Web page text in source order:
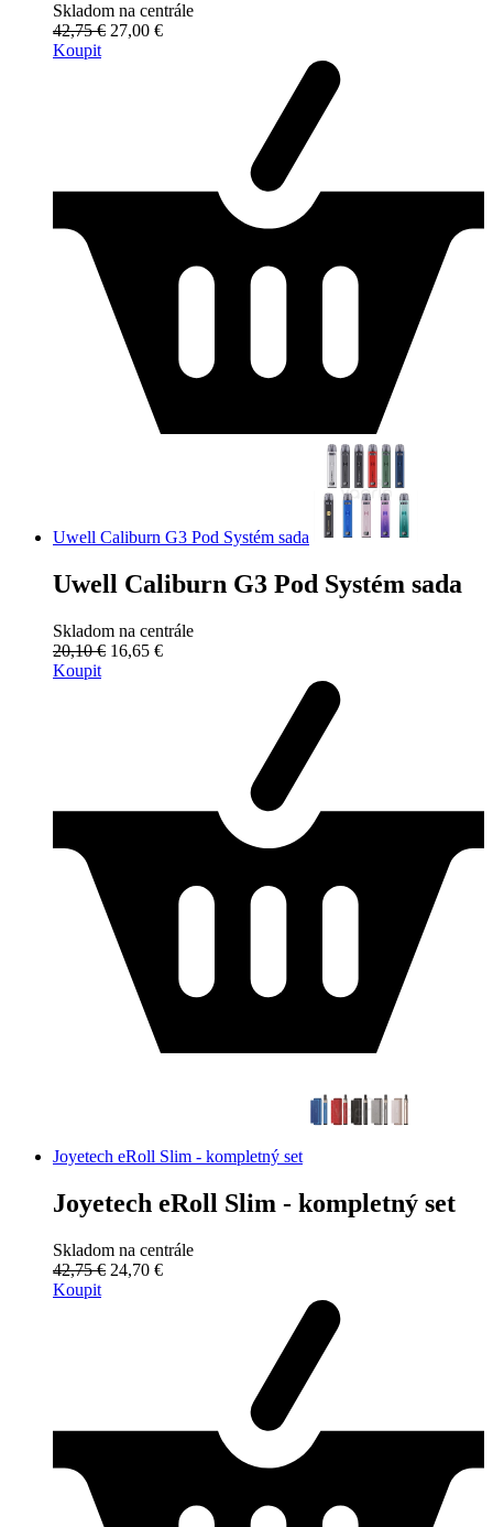
Skladom na centrále
42,75 € 27,00 €
Koupit
Uwell Caliburn G3 Pod Systém sada
Uwell Caliburn G3 Pod Systém sada
Skladom na centrále
20,10 € 16,65 €
Koupit
Joyetech eRoll Slim - kompletný set
Joyetech eRoll Slim - kompletný set
Skladom na centrále
42,75 € 24,70 €
Koupit